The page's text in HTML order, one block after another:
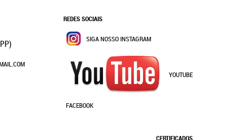
REDES SOCIAIS
SIGA NOSSO INSTAGRAM
YOUTUBE
FACEBOOK
CERTIFICADOS